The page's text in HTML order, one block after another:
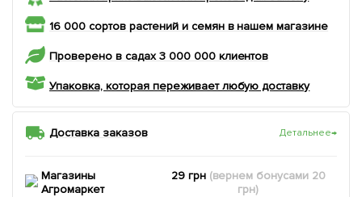
16 000 сортов растений и семян в нашем магазине
Проверено в садах 3 000 000 клиентов
Упаковка, которая переживает любую доставку
Доставка заказов Детальнее→
Магазины
Агромаркет
29 грн (вернем бонусами 20
грн)